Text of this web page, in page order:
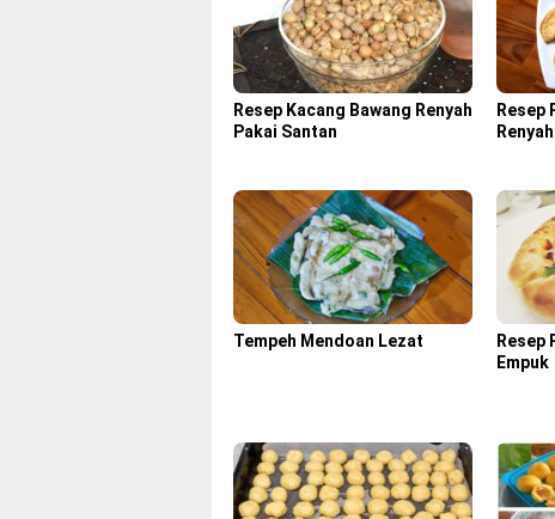
Resep Kacang Bawang Renyah
Pakai Santan
Resep
Renyah
Tempeh Mendoan Lezat
Resep
Empuk